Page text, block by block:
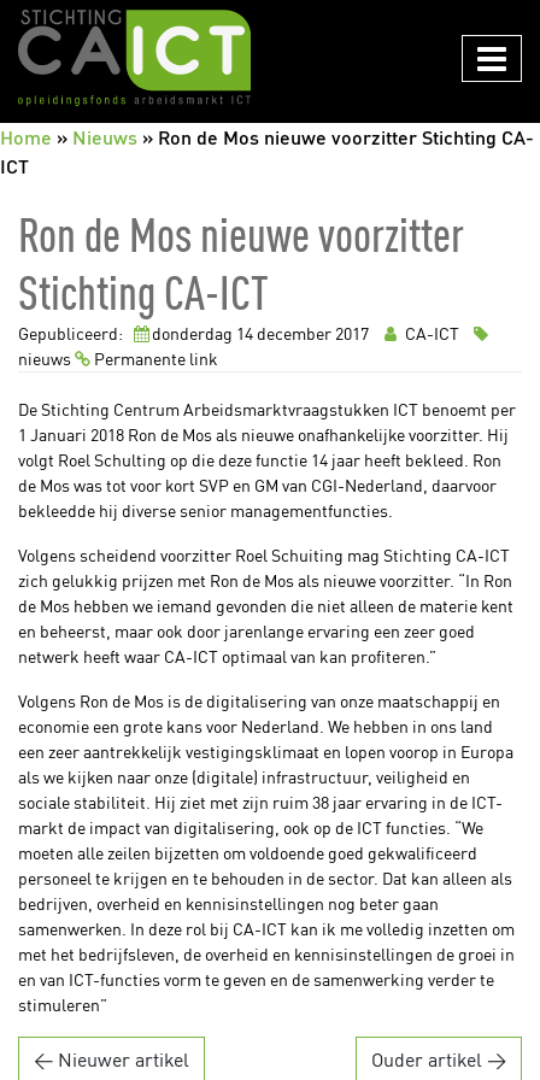
CAICT
Home » Nieuws » Ron de Mos nieuwe voorzitter Stichting CA-
ICT
Ron de Mos nieuwe voorzitter
Stichting CA-ICT
Gepubliceerd: donderdag 14december 2017
CA-ICT
nieuws
Permanente link
De Stichting Centrum Arbeidsmarktvraagstukken ICT benoemt per
1 Januari 2018 Ron de Mos als nieuwe onafhankelijke voorzitter. Hij
volgt Roel Schulting op die deze functie 14 jaar heeft bekleed. Ron
de Mos was tot voor kort SVP en GM van CGI-Nederland, daarvoor
bekleedde hij diverse senior managementfuncties.
Volgens scheidend voorzitter Roel Schuiting mag Stichting CA-ICT
zich gelukkig prijzen met Ron de Mos als nieuwe voorzitter. “In Ron
de Mos hebben we iemand gevonden die niet alleen de materie kent
en beheerst, maar ook door jarenlange ervaring een zeer goed
netwerk heeft waar CA-ICT optimaal van kan profiteren.”
Volgens Ron de Mos is de digitalisering van onze maatschappij en
economie een grote kans voor Nederland. We hebben in ons land
een zeer aantrekkelijk vestigingsklimaat en lopen voorop in Europa
als we kijken naar onze (digitale) infrastructuur, veiligheid en
sociale stabiliteit. Hij ziet met zijn ruim 38 jaar ervaring in de ICT-
markt de impact van digitalisering, ook op de ICT functies. “We
moeten alle zeilen bijzetten om voldoende goed gekwalificeerd
personeel te krijgen en te behouden in de sector. Dat kan alleen als
bedrijven, overheid en kennisinstellingen nog beter gaan
samenwerken. In deze rol bij CA-ICT kan ik me volledig inzetten om
met het bedrijfsleven, de overheid en kennisinstellingen de groei in
en van ICT-functies vorm te geven en de samenwerking verder te
stimuleren”
← Nieuwer artikel Ouder artikel →